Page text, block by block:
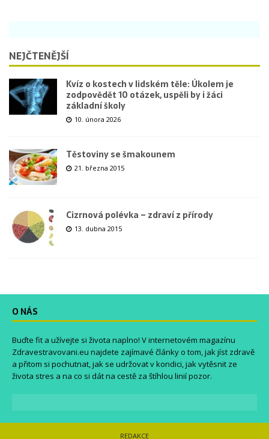
NEJČTENĚJŠÍ
Kvíz o kostech v lidském těle: Úkolem je
zodpovědět 10 otázek, uspěli by i žáci
základní školy
10. února 2026
Těstoviny se šmakounem
21. března 2015
Cizrnová polévka – zdraví z přírody
13. dubna 2015
O NÁS
Buďte fit a užívejte si života naplno! V internetovém magazínu
Zdravestravovani.eu najdete zajímavé články o tom, jak jíst zdravě
a přitom si pochutnat, jak se udržovat v kondici, jak vytěsnit ze
života stres a na co si dát na cestě za štíhlou linií pozor.
REDAKCE